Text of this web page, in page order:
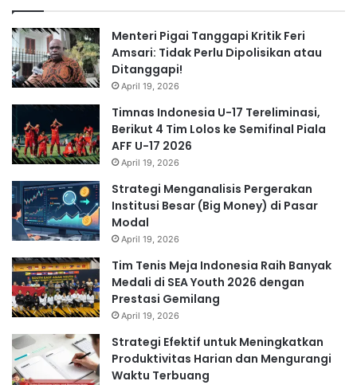
Menteri Pigai Tanggapi Kritik Feri
Amsari: Tidak Perlu Dipolisikan atau
Ditanggapi!
April 19, 2026
Timnas Indonesia U-17 Tereliminasi,
Berikut 4 Tim Lolos ke Semifinal Piala
AFF U-17 2026
April 19, 2026
Strategi Menganalisis Pergerakan
Institusi Besar (Big Money) di Pasar
Modal
April 19, 2026
Tim Tenis Meja Indonesia Raih Banyak
Medali di SEA Youth 2026 dengan
Prestasi Gemilang
April 19, 2026
Strategi Efektif untuk Meningkatkan
Produktivitas Harian dan Mengurangi
Waktu Terbuang